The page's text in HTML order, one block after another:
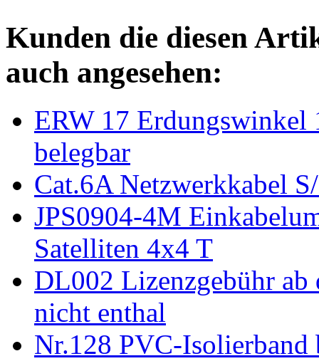
Kunden die diesen
auch angesehen:
ERW 17 Erdungswinkel
belegbar
Cat.6A Netzwerkkabel
JPS0904-4M
Satelliten 4x4 T
DL002 Lizenzgebühr
nicht enthal
Nr.128 PVC-